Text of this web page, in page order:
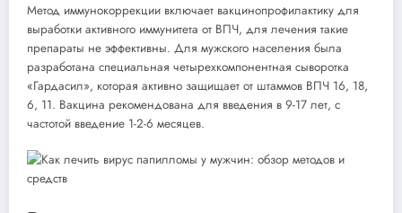
Метод иммунокоррекции включает вакцинопрофилактику для
выработки активного иммунитета от ВПЧ, для лечения такие
препараты не эффективны. Для мужского населения была
разработана специальная четырехкомпонентная сыворотка
«Гардасил», которая активно защищает от штаммов ВПЧ 16, 18,
6, 11. Вакцина рекомендована для введения в 9-17 лет, с
частотой введение 1-2-6 месяцев.